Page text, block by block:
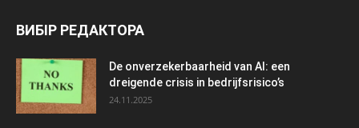
ВИБІР РЕДАКТОРА
De onverzekerbaarheid van AI: een
dreigende crisis in bedrijfsrisico’s
24.11.2025